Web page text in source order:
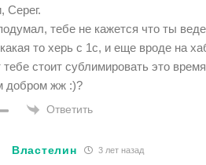
Серег.
тебе не кажется что ты
то херь с 1с, и еще вроде на
стоит сублимировать это
добром жж :)?
Ответить
Властелин 3 лет назад